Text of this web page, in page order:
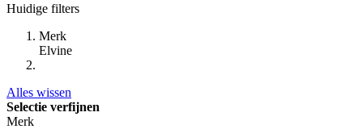
Huidige filters
Merk
Elvine
Alles wissen
Selectie verfijnen
Merk